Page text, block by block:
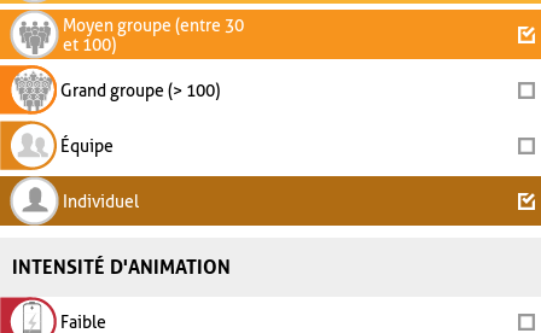
Moyen groupe (entre 30
et 100)
Grand groupe (> 100)
Équipe
Individuel
INTENSITÉ D'ANIMATION
Faible